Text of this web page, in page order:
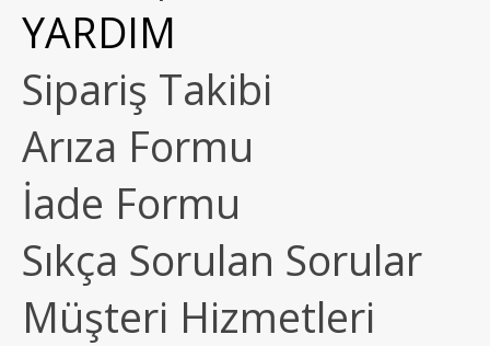
YARDIM
Sipariş Takibi
Arıza Formu
İade Formu
Sıkça Sorulan Sorular
Müşteri Hizmetleri